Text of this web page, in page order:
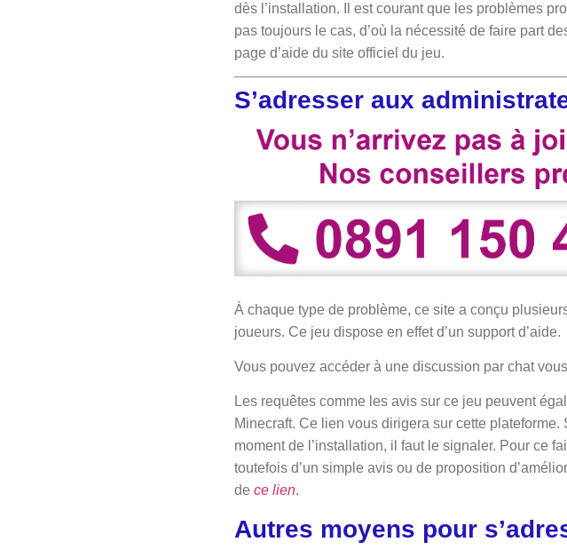
dès l’installation. Il est courant que les problèmes
pas toujours le cas, d’où la nécessité de faire part
page d’aide du site officiel du jeu.
S’adresser aux
À chaque type de problème, ce site a conçu
joueurs. Ce jeu dispose en effet d’un support d’aide.
Vous pouvez accéder à une discussion par chat
Les requêtes comme les avis sur ce jeu peuvent
Minecraft. Ce lien vous dirigera sur cette plateforme.
moment de l’installation, il faut le signaler. Pour ce
toutefois d’un simple avis ou de proposition
de ce lien.
Autres moyens pour